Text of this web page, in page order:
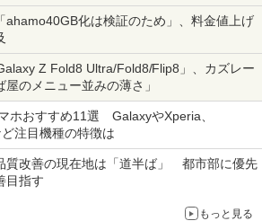
ahamo40GB化は検証のため」、料金値上げ
Z Fold8 Ultra/Fold8/Flip8」、カズレー
のメニュー並みの薄さ」
ホおすすめ11選 GalaxyやXperia、
注目機種の特徴は
質改善の現在地は「道半ば」 都市部に優先
目指す
もっと見る